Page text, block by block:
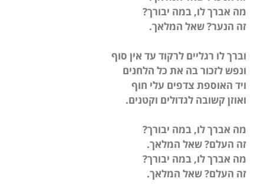
מה אברך לו, במה יבורך?
זה הנער? שאל המלאך.
וברך לו רגליים לרקוד עד אין סוף
ונפש לזכור בה את כל הלחנים
ויד האוספת צדפים עלי חוף
ואוזן קשובה לגדולים וקטנים.
מה אברך לו, במה יבורך?
זה העלם? שאל המלאך.
מה אברך לו, במה יבורך?
זה העלם? שאל המלאך.